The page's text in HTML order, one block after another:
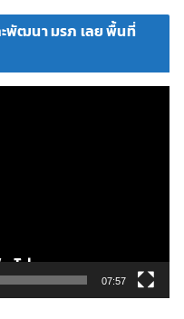
ะพัฒนา มรภ เลย พื้นที่
07:57